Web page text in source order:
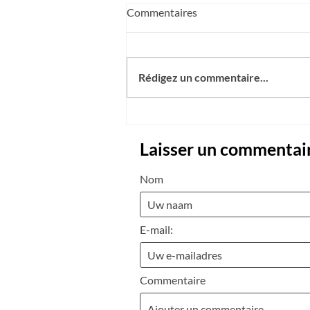
Commentaires
Rédigez un commentaire...
Laisser un
Nom
E-mail:
Commentaire